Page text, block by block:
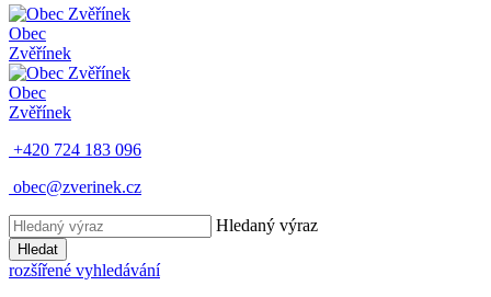
Obec
Zvěřínek
Obec
Zvěřínek
+420 724 183 096
obec@zverinek.cz
Hledaný výraz
Hledat
rozšířené vyhledávání